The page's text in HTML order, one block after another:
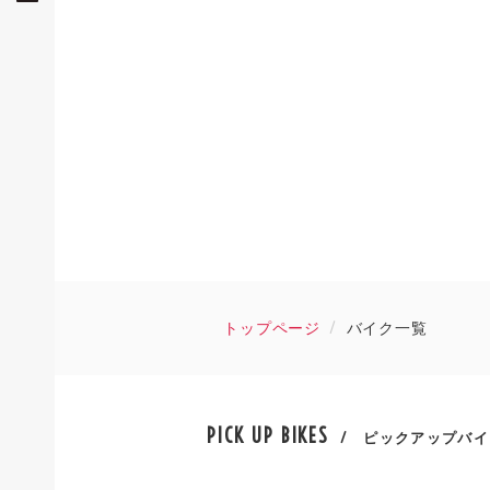
トップページ バイク一覧
PICK UP BIKES / ピックアップバ